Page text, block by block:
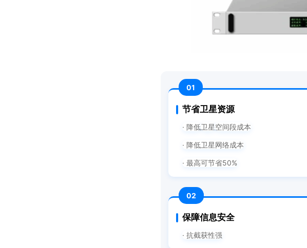
01
节省卫星资源
· 降低卫星空间段成本
· 降低卫星网络成本
· 最高可节省50%
02
保障信息安全
· 抗截获性强